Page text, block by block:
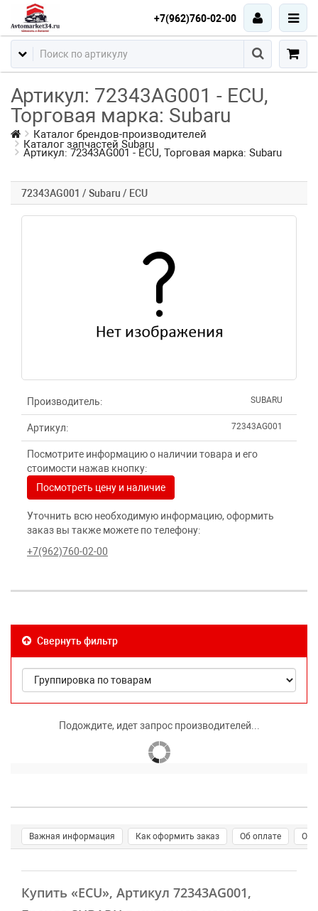
+7(962)760-02-00
Артикул: 72343AG001 - ECU,
Торговая марка: Subaru
Каталог брендов-производителей
Каталог запчастей Subaru
Артикул: 72343AG001 - ECU, Торговая марка: Subaru
72343AG001 / Subaru / ECU
Производитель: SUBARU
Артикул: 72343AG001
Посмотрите информацию о наличии товара и его
стоимости нажав кнопку:
Посмотреть цену и наличие
Уточнить всю необходимую информацию, оформить
заказ вы также можете по телефону:
+7(962)760-02-00
Свернуть фильтр
Подождите, идет запрос производителей...
Важная информация Как оформить заказ Об оплате О
Купить «ECU», Артикул 72343AG001,